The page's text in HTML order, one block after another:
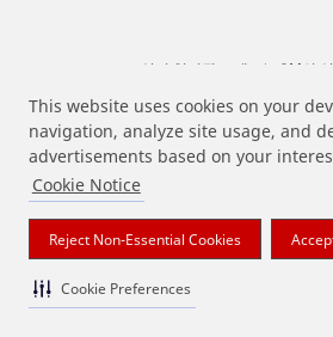
This website uses cookies on your
navigation, analyze site usage, and
advertisements based on your
Cookie Notice
Reject Non-Essential Cookies
Cookie Preferences
상기 열거된 브랜드는 3M의